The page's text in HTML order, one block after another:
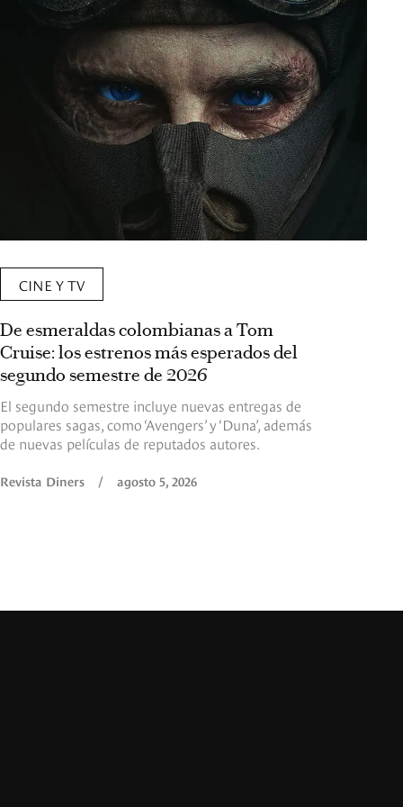
CINE Y TV
De esmeraldas colombianas a Tom
Cruise: los estrenos más esperados del
segundo semestre de 2026
El segundo semestre incluye nuevas entregas de
populares sagas, como ‘Avengers’ y ‘Duna’, además
de nuevas películas de reputados autores.
Revista Diners / agosto 5, 2026